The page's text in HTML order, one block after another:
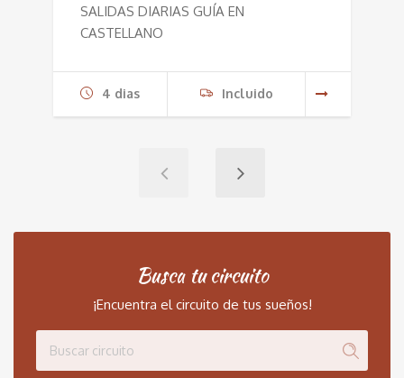
SALIDAS DIARIAS GUÍA EN
CASTELLANO
4 dias Incluido
Busca tu circuito
¡Encuentra el circuito de tus sueños!